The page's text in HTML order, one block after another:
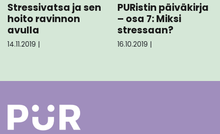
Stressivatsa ja sen
hoito ravinnon
avulla
14.11.2019 |
PURistin päiväkirja
– osa 7: Miksi
stressaan?
16.10.2019 |